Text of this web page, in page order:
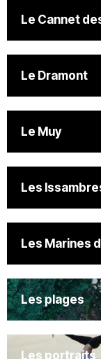
Le Cannet
Le Dramont
Le Muy
Les
Les Marines
Les plages
Les portraits